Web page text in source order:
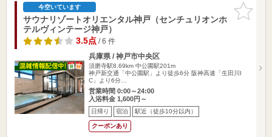
お気に入
りに追加
今空いています
サウナリゾートオリエンタル神戸（センチュリオンホ
テルヴィンテージ神戸）
3.5点/ 6 件
兵庫県 / 神戸市中央区
須磨寺駅8.69km 中公園駅201m
神戸新交通「中公園駅」より徒歩6分 阪神高速「生田川I
C」より6分…
営業時間 0:00～24:00
入浴料金 1,600円～
日帰り 宿泊 駅近（徒歩10分以内）
クーポンあり